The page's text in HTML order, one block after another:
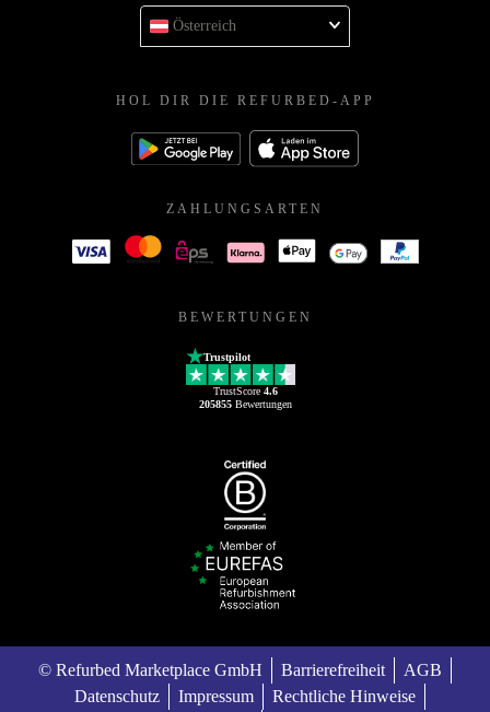
Österreich
HOL DIR DIE REFURBED-APP
ZAHLUNGSARTEN
BEWERTUNGEN
Trustpilot
TrustScore 4.6
205855Bewertungen
© Refurbed Marketplace GmbH Barrierefreiheit
AGB
Datenschutz
Impressum Rechtliche Hinweise